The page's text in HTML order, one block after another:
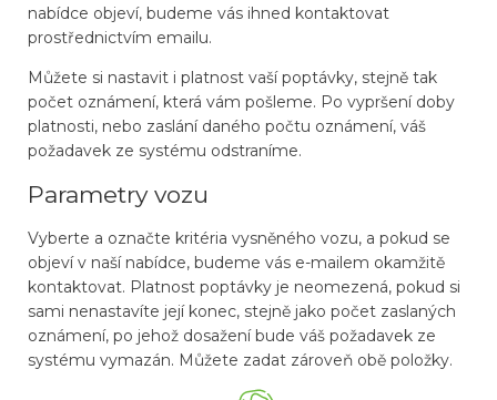
nabídce objeví, budeme vás ihned kontaktovat
prostřednictvím emailu.
Můžete si nastavit i platnost vaší poptávky, stejně tak
počet oznámení, která vám pošleme. Po vypršení doby
platnosti, nebo zaslání daného počtu oznámení, váš
požadavek ze systému odstraníme.
Parametry vozu
Vyberte a označte kritéria vysněného vozu, a pokud se
objeví v naší nabídce, budeme vás e-mailem okamžitě
kontaktovat. Platnost poptávky je neomezená, pokud si
sami nenastavíte její konec, stejně jako počet zaslaných
oznámení, po jehož dosažení bude váš požadavek ze
systému vymazán. Můžete zadat zároveň obě položky.